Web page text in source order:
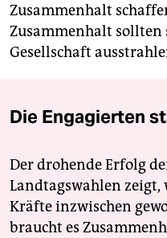
Zusammenhalt
Zusammenhalt sollten
Gesellschaft
Die Engagierten
Der drohende Erfolg
Landtagswahlen
Kräfte inzwischen
braucht es